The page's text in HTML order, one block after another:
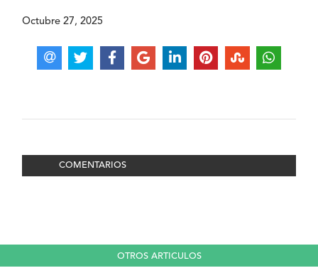
Octubre 27, 2025
COMENTARIOS
OTROS ARTICULOS